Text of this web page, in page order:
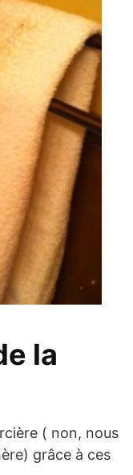
la
( non, nous
grâce à ces